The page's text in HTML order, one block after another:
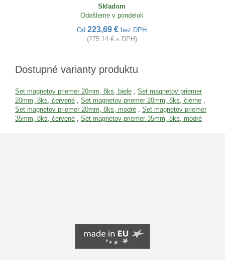
Skladom
Odošleme v pondelok
Od 223,69 € bez DPH
(275,14 € s DPH)
Dostupné varianty produktu
Set magnetov priemer 20mm, 8ks, biele , Set magnetov priemer
20mm, 8ks, červené , Set magnetov priemer 20mm, 8ks, čierne ,
Set magnetov priemer 20mm, 8ks, modré , Set magnetov priemer
35mm, 8ks, červené , Set magnetov priemer 35mm, 8ks, modré